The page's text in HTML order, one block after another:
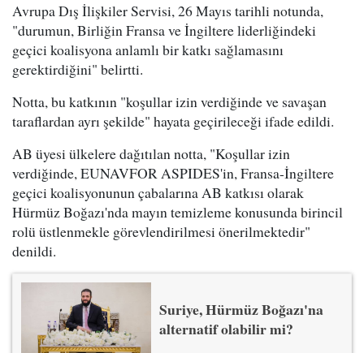
Avrupa Dış İlişkiler Servisi, 26 Mayıs tarihli notunda,
"durumun, Birliğin Fransa ve İngiltere liderliğindeki
geçici koalisyona anlamlı bir katkı sağlamasını
gerektirdiğini" belirtti.
Notta, bu katkının "koşullar izin verdiğinde ve savaşan
taraflardan ayrı şekilde" hayata geçirileceği ifade edildi.
AB üyesi ülkelere dağıtılan notta, "Koşullar izin
verdiğinde, EUNAVFOR ASPIDES'in, Fransa-İngiltere
geçici koalisyonunun çabalarına AB katkısı olarak
Hürmüz Boğazı'nda mayın temizleme konusunda birincil
rolü üstlenmekle görevlendirilmesi önerilmektedir"
denildi.
Suriye, Hürmüz Boğazı'na
alternatif olabilir mi?